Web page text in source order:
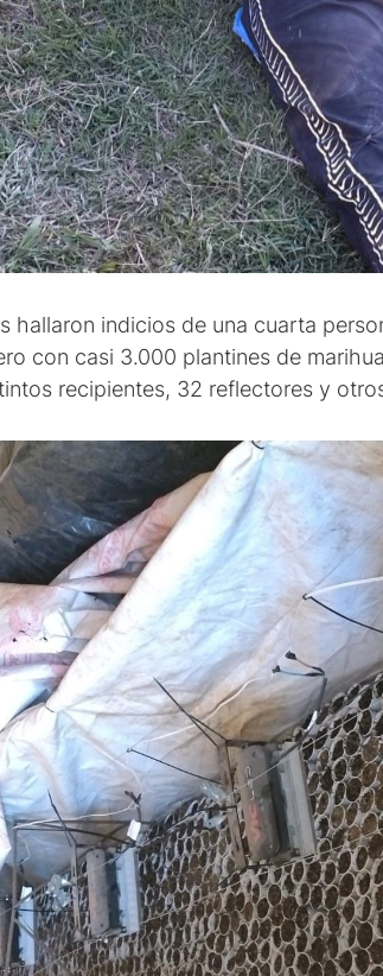
hallaron indicios de una cuarta
con casi 3.000 plantines de
recipientes, 32 reflectores y